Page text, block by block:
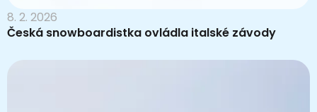
8. 2. 2026
Česká snowboardistka ovládla italské závody